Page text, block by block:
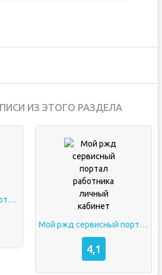
ИЗ ЭТОГО РАЗДЕЛА
сервисный портал работника оао ржд скачать
Мой ржд сервисный портал работника личный кабинет
4,1